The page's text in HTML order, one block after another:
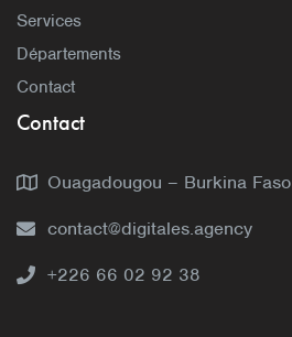
Services
Départements
Contact
Contact
Ouagadougou – Burkina Faso
contact@digitales.agency
+226 66 02 92 38